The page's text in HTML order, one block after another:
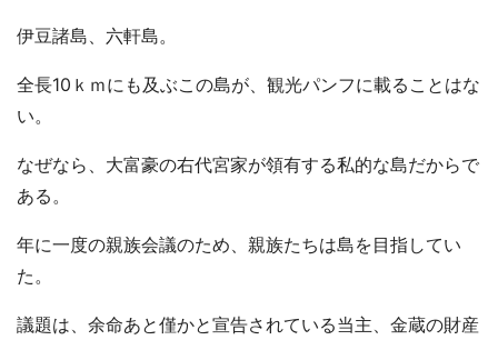
伊豆諸島、六軒島。
全長10ｋｍにも及ぶこの島が、観光パンフに載ることはな
い。
なぜなら、大富豪の右代宮家が領有する私的な島だからで
ある。
年に一度の親族会議のため、親族たちは島を目指してい
た。
議題は、余命あと僅かと宣告されている当主、金蔵の財産